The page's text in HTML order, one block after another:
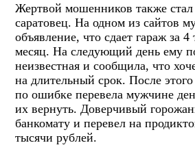
Жертвой мошенников также
саратовец. На одном из сайтов
объявление, что сдает гараж за
месяц. На следующий день ему
неизвестная и сообщила, что
на длительный срок. После этого
по ошибке перевела мужчине
их вернуть. Доверчивый
банкомату и перевел на
тысячи рублей.